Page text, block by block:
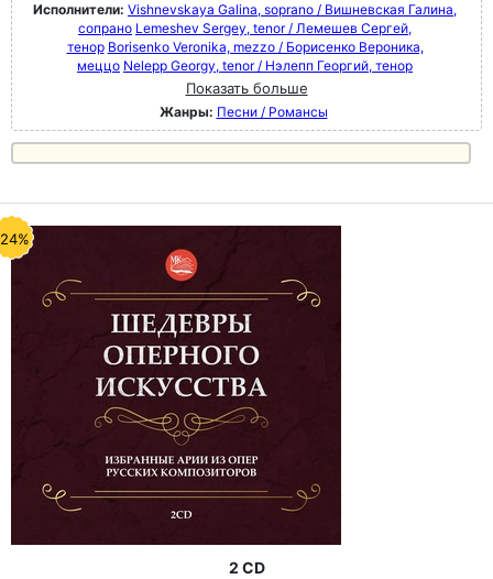
Исполнители: Vishnevskaya Galina, soprano / Вишневская Галина,
сопрано Lemeshev Sergey, tenor / Лемешев Сергей,
тенор Borisenko Veronika, mezzo / Борисенко Вероника,
меццо Nelepp Georgy, tenor / Нэлепп Георгий, тенор
Показать больше
Жанры: Песни / Романсы
2 CD